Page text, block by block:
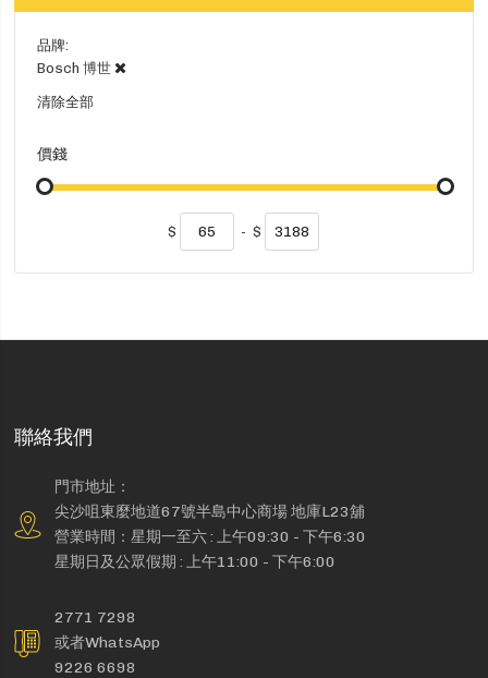
品牌
Bosch 博世
清除全部
價錢
$ - $
聯絡我們
門市地址：
尖沙咀東麼地道67號半島中心商場 地庫L23舖
營業時間：星期一至六 : 上午09:30 - 下午6:30
星期日及公眾假期 : 上午11:00 - 下午6:00
2771 7298
或者WhatsApp
9226 6698